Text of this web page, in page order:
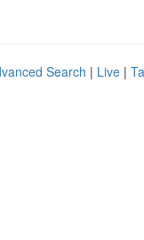
Search | Live |